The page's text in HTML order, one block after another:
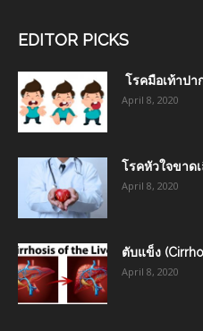
EDITOR PICKS
โรคมือเท้าปา
April 8, 2020
โรคหัวใจขาด
April 8, 2020
ตับแข็ง
April 8, 2020